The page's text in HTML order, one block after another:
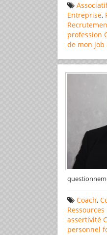
Entreprise,
profession
de mon job
Coach,
assertivité
personnel